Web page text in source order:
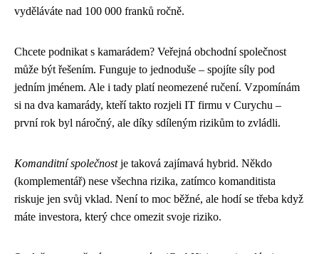
vyděláváte nad 100 000 franků ročně.
Chcete podnikat s kamarádem? Veřejná obchodní společnost
může být řešením. Funguje to jednoduše – spojíte síly pod
jedním jménem. Ale i tady platí neomezené ručení. Vzpomínám
si na dva kamarády, kteří takto rozjeli IT firmu v Curychu –
první rok byl náročný, ale díky sdíleným rizikům to zvládli.
Komanditní společnostje taková zajímavá hybrid. Někdo
(komplementář) nese všechna rizika, zatímco komanditista
riskuje jen svůj vklad. Není to moc běžné, ale hodí se třeba když
máte investora, který chce omezit svoje riziko.